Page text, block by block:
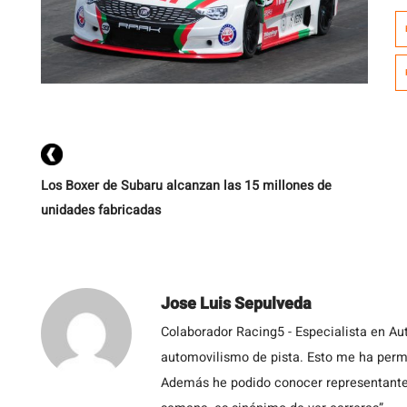
Los Boxer de Subaru alcanzan las 15 millones de
unidades fabricadas
Jose Luis Sepulveda
Colaborador Racing5 - Especialista en
automovilismo de pista. Esto me ha
Además he podido conocer